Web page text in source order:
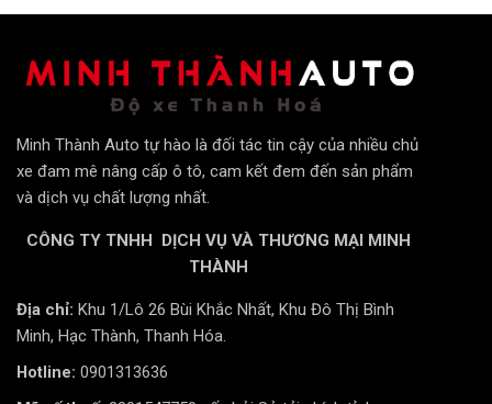
Minh Thành Auto tự hào là đối tác tin cậy của nhiều chủ
xe đam mê nâng cấp ô tô, cam kết đem đến sản phẩm
và dịch vụ chất lượng nhất.
CÔNG TY TNHH DỊCH VỤ VÀ THƯƠNG MẠI MINH
THÀNH
Địa chỉ: Khu 1/Lô 26 Bùi Khắc Nhất, Khu Đô Thị Bình
Minh, Hạc Thành, Thanh Hóa.
Hotline: 0901313636